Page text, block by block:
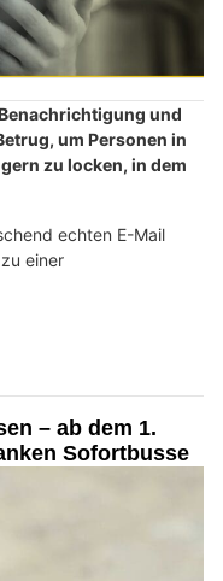
und
um Personen in
zu locken, in dem
echten E-Mail
einer
– ab dem 1.
Sofortbusse